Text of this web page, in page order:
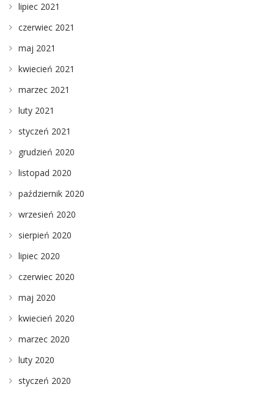
lipiec 2021
czerwiec 2021
maj 2021
kwiecień 2021
marzec 2021
luty 2021
styczeń 2021
grudzień 2020
listopad 2020
październik 2020
wrzesień 2020
sierpień 2020
lipiec 2020
czerwiec 2020
maj 2020
kwiecień 2020
marzec 2020
luty 2020
styczeń 2020